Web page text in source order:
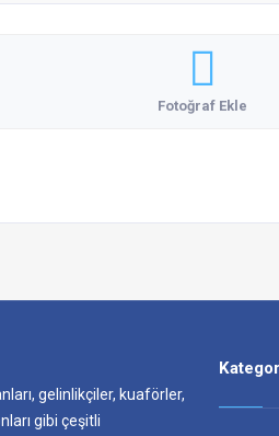
Fotoğraf Ekle
gelinlikçiler, kuaförler,
gibi çeşitli